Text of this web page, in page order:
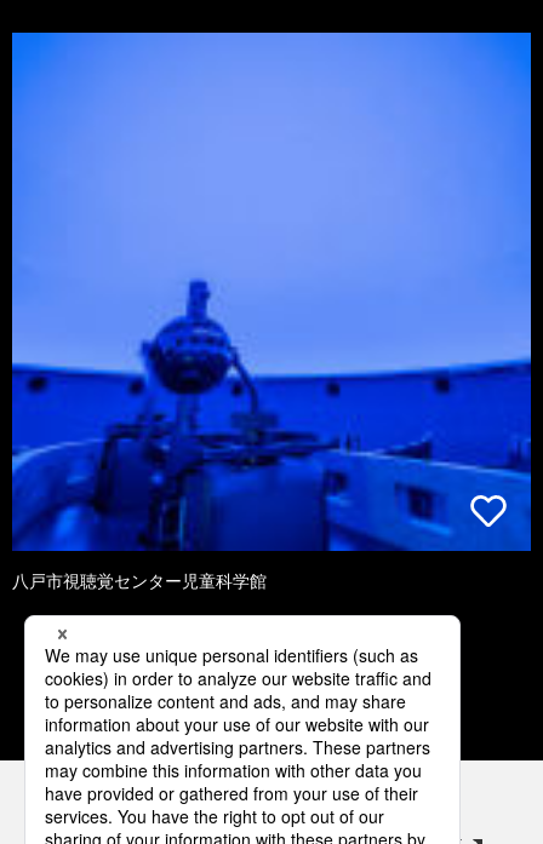
八戸市視聴覚センター児童科学館
1 2 3 4 5
パナソニックの電気設備 SNSアカウント